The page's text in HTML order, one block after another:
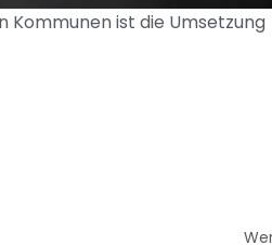
Kommunen ist die Umsetzung